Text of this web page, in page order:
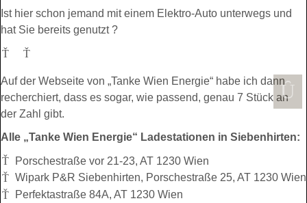
Ist hier schon jemand mit einem Elektro-Auto unterwegs und
hat Sie bereits genutzt ?
Auf der Webseite von „Tanke Wien Energie“ habe ich dann
recherchiert, dass es sogar, wie passend, genau 7 Stück an
der Zahl gibt.
Alle „Tanke Wien Energie“ Ladestationen in Siebenhirten:
Porschestraße vor 21-23, AT 1230 Wien
Wipark P&R Siebenhirten, Porschestraße 25, AT 1230 Wien
Perfektastraße 84A, AT 1230 Wien